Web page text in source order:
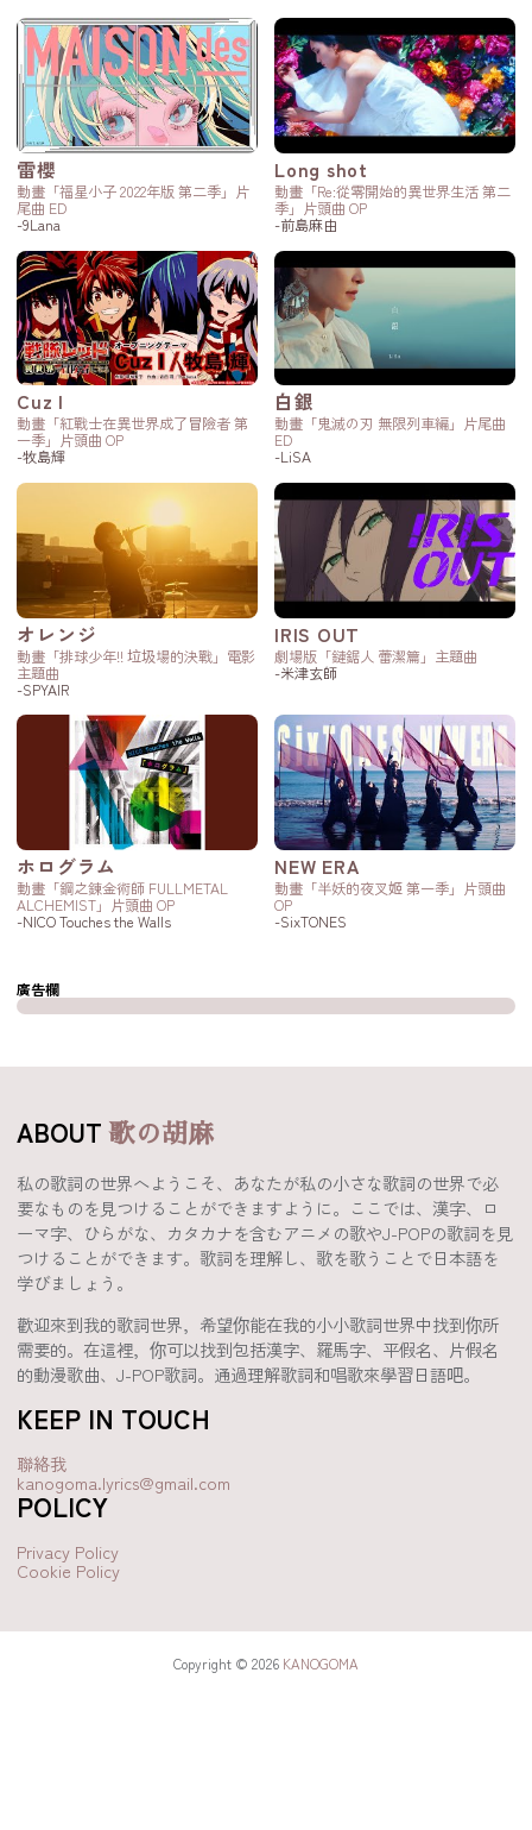
雷櫻
動畫「福星小子 2022年版 第二季」片
尾曲 ED
-9Lana
Long shot
動畫「Re:從零開始的異世界生活 第二
季」片頭曲 OP
-前島麻由
Cuz I
動畫「紅戰士在異世界成了冒險者 第
一季」片頭曲 OP
-牧島輝
白銀
動畫「鬼滅の刃 無限列車編」片尾曲
ED
-LiSA
オレンジ
動畫「排球少年!! 垃圾場的決戰」電影
主題曲
-SPYAIR
IRIS OUT
劇場版「鏈鋸人 蕾潔篇」主題曲
-米津玄師
ホログラム
動畫「鋼之錬金術師 FULLMETAL
ALCHEMIST」片頭曲 OP
-NICO Touches the Walls
NEW ERA
動畫「半妖的夜叉姬 第一季」片頭曲
OP
-SixTONES
廣告欄
ABOUT歌の胡麻
私の歌詞の世界へようこそ、あなたが私の小さな歌詞の世界で必
要なものを見つけることができますように。ここでは、漢字、ロ
ーマ字、ひらがな、カタカナを含むアニメの歌やJ-POPの歌詞を見
つけることができます。歌詞を理解し、歌を歌うことで日本語を
学びましょう。
歡迎來到我的歌詞世界，希望你能在我的小小歌詞世界中找到你所
需要的。在這裡，你可以找到包括漢字、羅馬字、平假名、片假名
的動漫歌曲、J-POP歌詞。通過理解歌詞和唱歌來學習日語吧。
KEEP IN TOUCH
聯絡我
kanogoma.lyrics@gmail.com
POLICY
Privacy Policy
Cookie Policy
Copyright © 2026 KANOGOMA